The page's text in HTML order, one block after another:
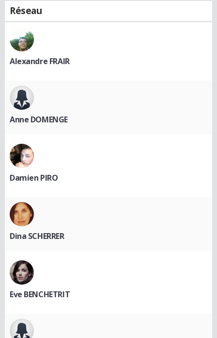
Réseau
Alexandre FRAIR
Anne DOMENGE
Damien PIRO
Dina SCHERRER
Eve BENCHETRIT